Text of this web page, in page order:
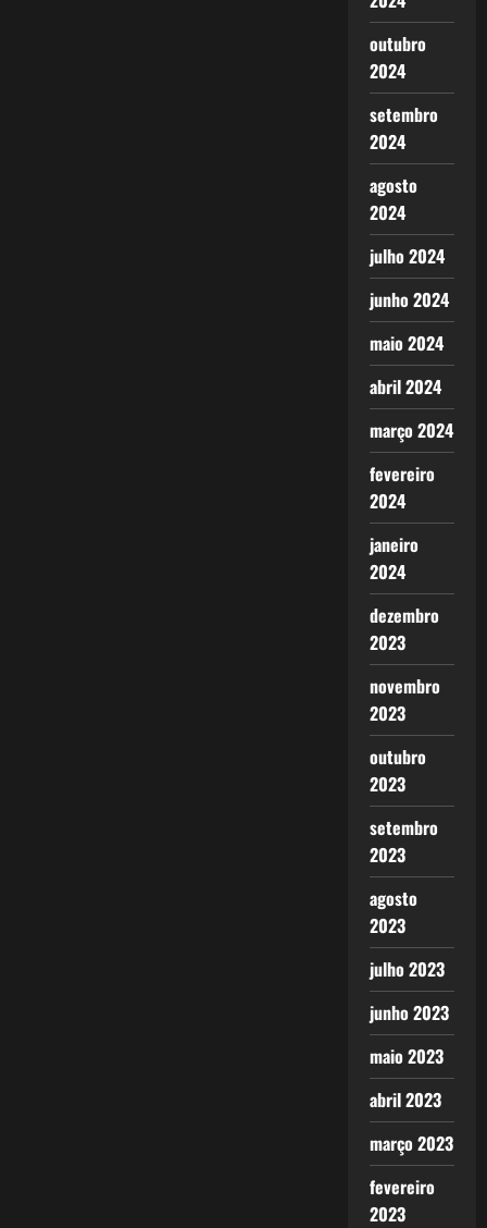
outubro
2024
setembro
2024
agosto
2024
julho 2024
junho 2024
maio 2024
abril 2024
março 2024
fevereiro
2024
janeiro
2024
dezembro
2023
novembro
2023
outubro
2023
setembro
2023
agosto
2023
julho 2023
junho 2023
maio 2023
abril 2023
março 2023
fevereiro
2023